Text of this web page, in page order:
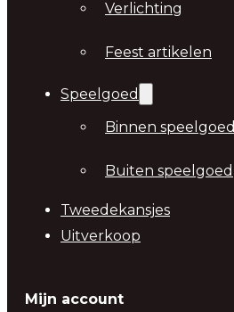
Verlichting
Feest artikelen
Speelgoed
Binnen speelgoed
Buiten speelgoed
Tweedekansjes
Uitverkoop
Mijn account